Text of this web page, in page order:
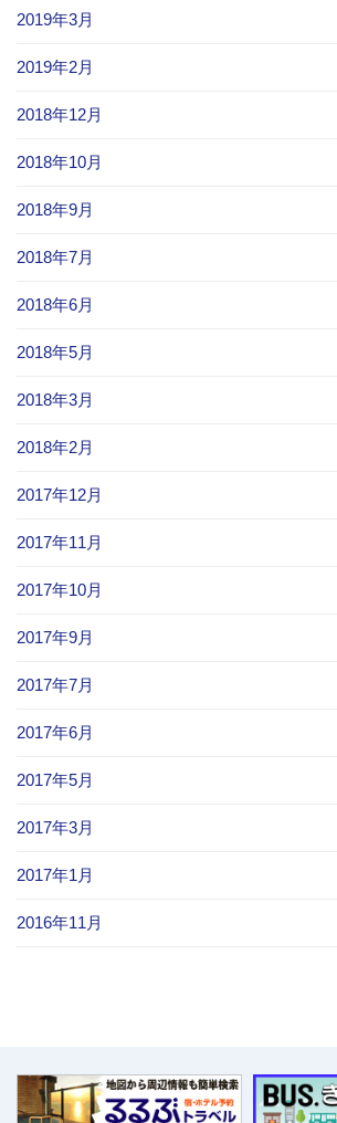
2019年3月
2019年2月
2018年12月
2018年10月
2018年9月
2018年7月
2018年6月
2018年5月
2018年3月
2018年2月
2017年12月
2017年11月
2017年10月
2017年9月
2017年7月
2017年6月
2017年5月
2017年3月
2017年1月
2016年11月